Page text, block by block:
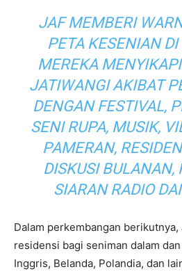
JAF MEMBERI
PETA KESENIAN
MEREKA
JATIWANGI AKIBAT
DENGAN FESTIVAL,
SENI RUPA, MUSIK,
PAMERAN,
DISKUSI BULANAN,
SIARAN RADIO
Dalam perkembangan
residensi bagi seniman dalam
Inggris, Belanda, Polandia, dan